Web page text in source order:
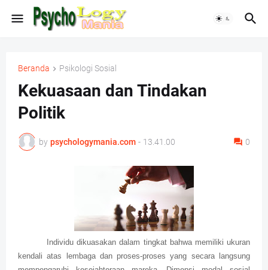
Beranda Psikologi Sosial
Kekuasaan dan Tindakan
Politik
by psychologymania.com - 13.41.00 0
Individu dikuasakan dalam tingkat bahwa memiliki ukuran
kendali atas lembaga dan proses-proses yang secara langsung